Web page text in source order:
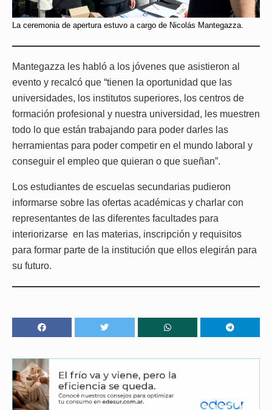
La ceremonia de apertura estuvo a cargo de Nicolás Mantegazza.
Mantegazza les habló a los jóvenes que asistieron al
evento y recalcó que “tienen la oportunidad que las
universidades, los institutos superiores, los centros de
formación profesional y nuestra universidad, les muestren
todo lo que están trabajando para poder darles las
herramientas para poder competir en el mundo laboral y
conseguir el empleo que quieran o que sueñan”.
Los estudiantes de escuelas secundarias pudieron
informarse sobre las ofertas académicas y charlar con
representantes de las diferentes facultades para
interiorizarse en las materias, inscripción y requisitos
para formar parte de la institución que ellos elegirán para
su futuro.